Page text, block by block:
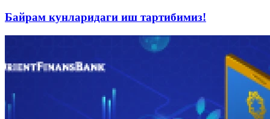
Байрам кунларидаги иш тартибимиз!